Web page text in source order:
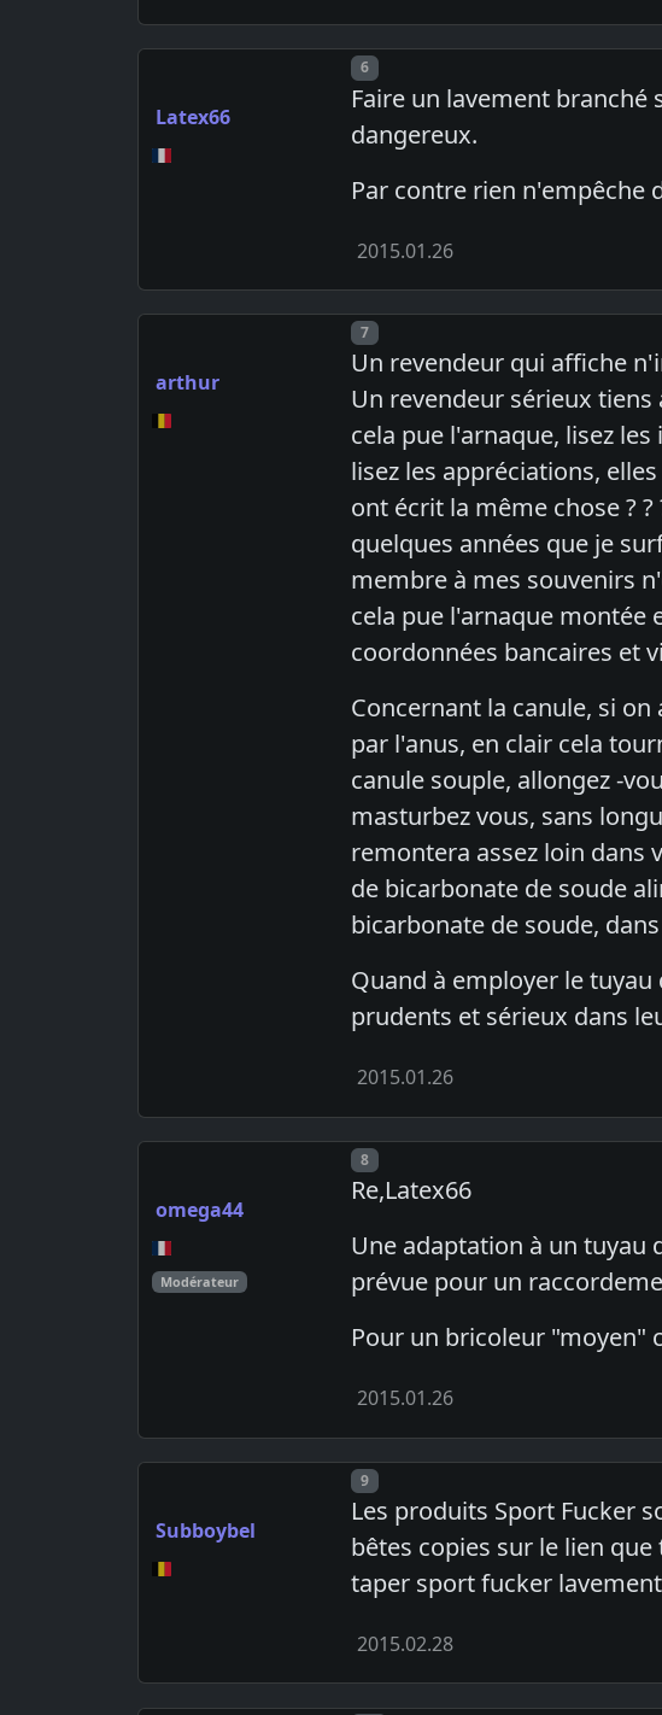
Latex66
Post number
6
Faire un lavement
dangereux.
Par contre rien n'empêche
2015.01.26
arthur
Post number
7
Un revendeur qui affiche
Un revendeur sérieux tiens
cela pue l'arnaque, lisez
lisez les appréciations,
ont écrit la même chose ?
quelques années que je
membre à mes souvenirs
cela pue l'arnaque montée
coordonnées bancaires et
Concernant la canule, si
par l'anus, en clair cela
canule souple, allongez -
masturbez vous, sans
remontera assez loin dans
de bicarbonate de soude
bicarbonate de soude,
Quand à employer le
prudents et sérieux dans
2015.01.26
omega44
Modérateur
Post number
8
Re,Latex66
Une adaptation à un tuyau
prévue pour un
Pour un bricoleur "moyen"
2015.01.26
Subboybel
Post number
9
Les produits Sport Fucker
bêtes copies sur le lien
taper sport fucker
2015.02.28